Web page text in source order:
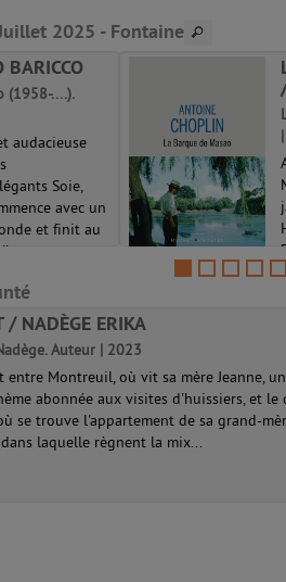
2025 - Fontaine
BARICCO
(1958-....).
audacieuse
Soie,
avec un
et finit au
/ NADÈGE ERIKA
Auteur | 2023
entre Montreuil, où vit sa mère Jeanne,
abonnée aux visites d'huissiers, et le
se trouve l'appartement de sa grand-
laquelle règnent la mix...